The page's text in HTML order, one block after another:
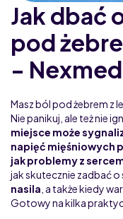
Jak dbać
pod
- Nexmed
Masz ból pod żebrem z
Nie panikuj, ale też nie
miejsce może
napięć mięśniowych
jak problemy z
jak skutecznie zadbać o
nasila , a także kiedy
Gotowy na kilka